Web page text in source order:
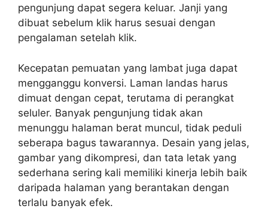
pengunjung dapat segera keluar. Janji yang
dibuat sebelum klik harus sesuai dengan
pengalaman setelah klik.
Kecepatan pemuatan yang lambat juga dapat
mengganggu konversi. Laman landas harus
dimuat dengan cepat, terutama di perangkat
seluler. Banyak pengunjung tidak akan
menunggu halaman berat muncul, tidak peduli
seberapa bagus tawarannya. Desain yang jelas,
gambar yang dikompresi, dan tata letak yang
sederhana sering kali memiliki kinerja lebih baik
daripada halaman yang berantakan dengan
terlalu banyak efek.